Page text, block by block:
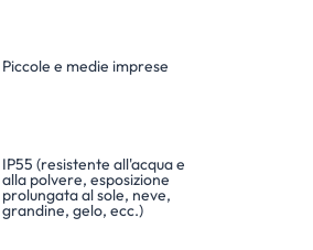
Piccole e medie imprese
IP55 (resistente all'acqua e
alla polvere, esposizione
prolungata al sole, neve,
grandine, gelo, ecc.)